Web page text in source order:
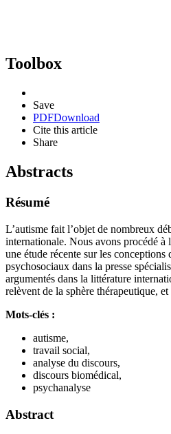
Toolbox
Save
PDFDownload
Cite this article
Share
Abstracts
Résumé
L’autisme fait l’objet de nombreux
internationale. Nous avons procédé à
une étude récente sur les
psychosociaux dans la presse
argumentés dans la littérature
relèvent de la sphère thérapeutique,
Mots-clés :
autisme,
travail social,
analyse du discours,
discours biomédical,
psychanalyse
Abstract